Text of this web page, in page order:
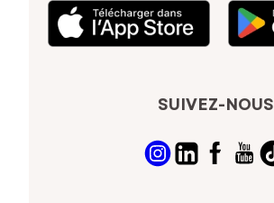
SUIVEZ-NOUS